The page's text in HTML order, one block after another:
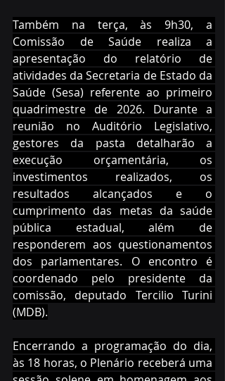
Também na terça, às 9h30, a
Comissão de Saúde realiza a
apresentação do relatório de
atividades da Secretaria de Estado da
Saúde (Sesa) referente ao primeiro
quadrimestre de 2026. Durante a
reunião no Auditório Legislativo,
gestores da pasta detalharão a
execução orçamentária, os
investimentos realizados, os
resultados alcançados e o
cumprimento das metas da saúde
pública estadual, além de
responderem aos questionamentos
dos parlamentares. O encontro é
coordenado pelo presidente da
comissão, deputado Tercilio Turini
(MDB).
Encerrando a programação do dia,
às 18 horas, o Plenário receberá uma